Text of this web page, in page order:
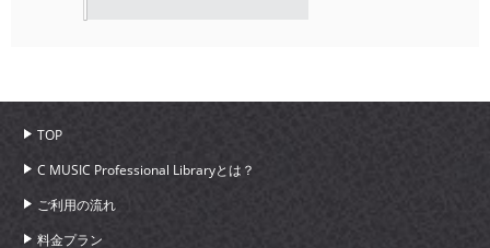
TOP
C MUSIC Professional Libraryとは？
ご利用の流れ
料金プラン